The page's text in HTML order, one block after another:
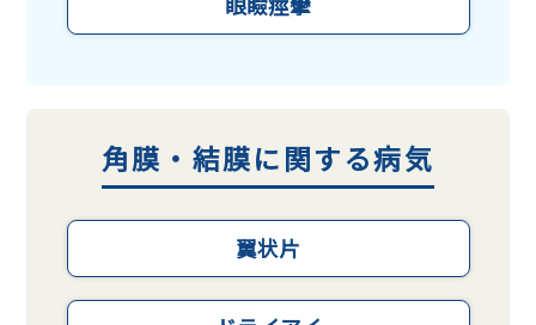
角膜・結膜に関する病気
翼状片